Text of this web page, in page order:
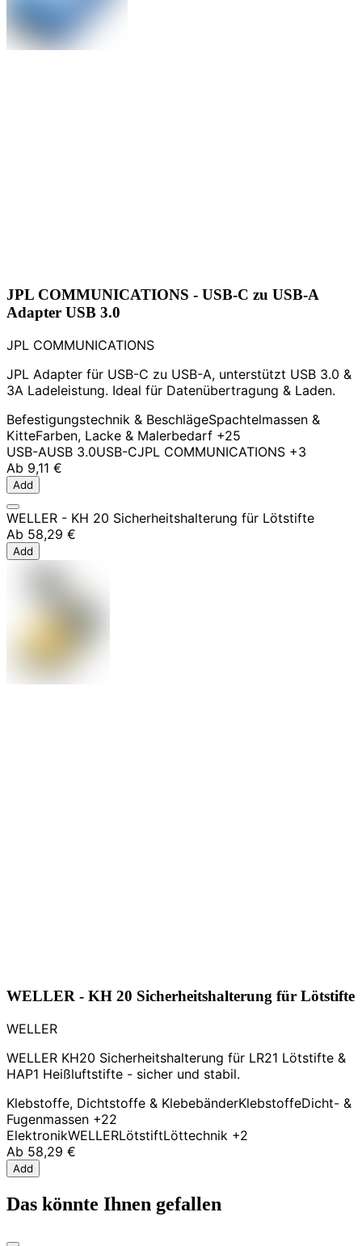
JPL COMMUNICATIONS - USB-C zu USB-A
Adapter USB 3.0
JPL COMMUNICATIONS
JPL Adapter für USB-C zu USB-A, unterstützt USB 3.0 &
3A Ladeleistung. Ideal für Datenübertragung & Laden.
Befestigungstechnik & BeschlägeSpachtelmassen &
KitteFarben, Lacke & Malerbedarf +25
USB-AUSB 3.0USB-CJPL COMMUNICATIONS +3
Ab 9,11 €
Add
WELLER - KH 20 Sicherheitshalterung für Lötstifte
Ab 58,29 €
Add
WELLER - KH 20 Sicherheitshalterung für Lötstifte
WELLER
WELLER KH20 Sicherheitshalterung für LR21 Lötstifte &
HAP1 Heißluftstifte - sicher und stabil.
Klebstoffe, Dichtstoffe & KlebebänderKlebstoffeDicht- &
Fugenmassen +22
ElektronikWELLERLötstiftLöttechnik +2
Ab 58,29 €
Add
Das könnte Ihnen gefallen